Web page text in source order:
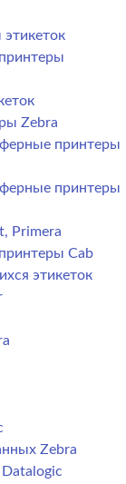
Zebra
принтеры
принтеры
Primera
Cab
этикеток
Zebra